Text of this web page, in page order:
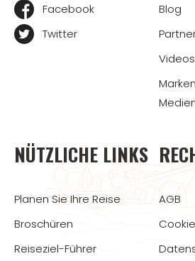
Facebook
Twitter
Blog
Videos
NÜTZLICHE LINKS
Planen Sie Ihre Reise
Broschüren
Reiseziel-Führer
AGB